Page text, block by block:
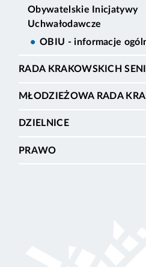
Obywatelskie Inicjatywy
Uchwałodawcze
OBIU - informacje
RADA KRAKOWSKICH
MŁODZIEŻOWA RADA
DZIELNICE
PRAWO